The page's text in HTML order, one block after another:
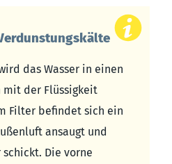
das Wasser in einen
mit der Flüssigkeit
Filter befindet sich ein
ansaugt und
Die vorne